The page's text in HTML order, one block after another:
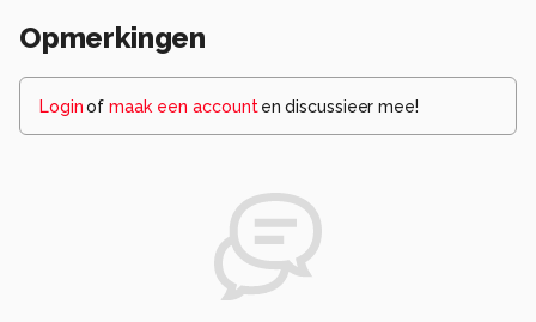
Opmerkingen
Loginof maak een account en discussieer mee!